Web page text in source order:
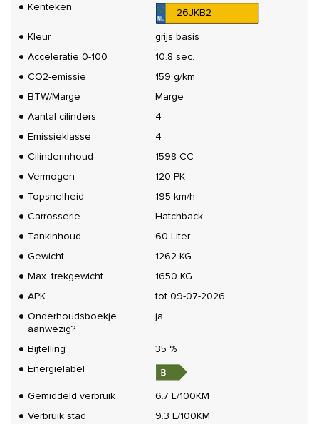
Kenteken
26JKB2
Kleur
grijs basis
Acceleratie 0-100
10.8 sec.
CO2-emissie
159 g/km
BTW/Marge
Marge
Aantal cilinders
4
Emissieklasse
4
Cilinderinhoud
1598 CC
Vermogen
120 PK
Topsnelheid
195 km/h
Carrosserie
Hatchback
Tankinhoud
60 Liter
Gewicht
1262 KG
Max. trekgewicht
1650 KG
APK
tot 09-07-2026
Onderhoudsboekje
aanwezig?
ja
Bijtelling
35 %
Energielabel
Gemiddeld verbruik
6.7 L/100KM
Verbruik stad
9.3 L/100KM